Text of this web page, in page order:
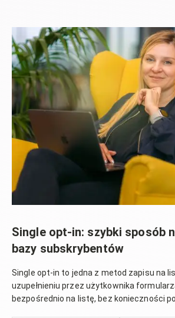
Single opt-in: szybki sposób
bazy subskrybentów
Single opt-in to jedna z metod zapisu na
uzupełnieniu przez użytkownika
bezpośrednio na listę, bez konieczności